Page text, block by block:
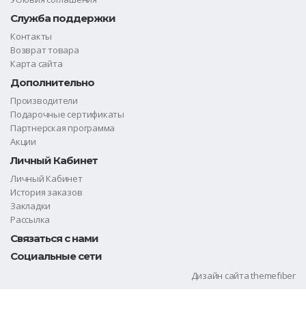
Служба поддержки
Контакты
Возврат товара
Карта сайта
Дополнительно
Производители
Подарочные сертификаты
Партнерская программа
Акции
Личный Кабинет
Личный Кабинет
История заказов
Закладки
Рассылка
Связаться с нами
Социальные сети
Дизайн сайтаthemefiber